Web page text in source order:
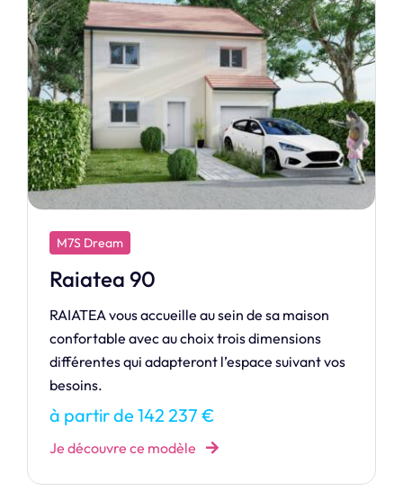
M7S Design
Harmonie
HARMONIE, l’équilibre parfait entre espace,
design contemporain et convivialité.
à partir de 486 641 €